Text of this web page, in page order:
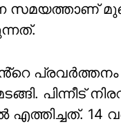
സമയത്താണ്
എത്തിച്ചത്.